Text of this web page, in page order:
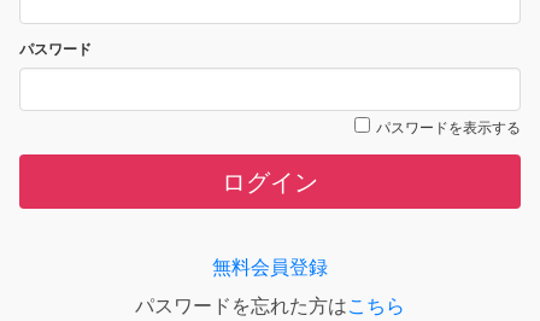
パスワード
パスワードを表示する
ログイン
無料会員登録
パスワードを忘れた方はこちら